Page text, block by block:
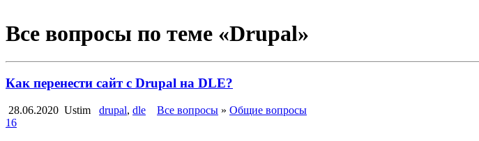
Все вопросы по теме «Drupal»
Как перенести сайт с Drupal на DLE?
28.06.2020 Ustim drupal, dle Все вопросы » Общие вопросы
16